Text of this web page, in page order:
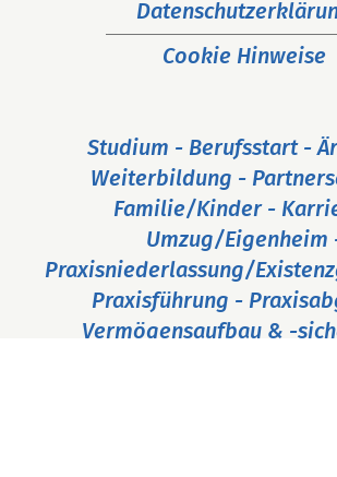
Cookie Hinweise
Studium - Berufsstart -
Weiterbildung -
Familie/Kinder -
Umzug/Eigenheim
Praxisniederlassung/
Praxisführung -
Vermögensaufbau & -